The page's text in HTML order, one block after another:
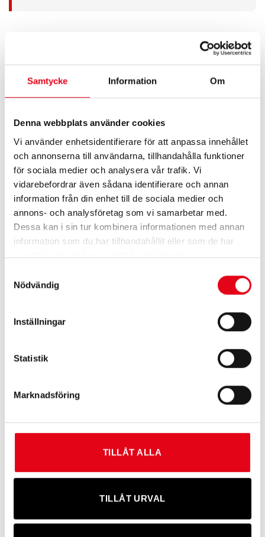
Samtycke Information Om
Denna webbplats använder cookies
Vi använder enhetsidentifierare för att anpassa innehållet
och annonserna till användarna, tillhandahålla funktioner
för sociala medier och analysera vår trafik. Vi
vidarebefordrar även sådana identifierare och annan
information från din enhet till de sociala medier och
annons- och analysföretag som vi samarbetar med.
Dessa kan i sin tur kombinera informationen med annan
information som du har tillhandahållit eller som de har
samlat in när du har använt deras tjänster.
Nödvändig
Inställningar
Statistik
Marknadsföring
TILLÅT ALLA
TILLÅT URVAL
🌾
Grundlig jordbearbetning
Vänd jorden rätt för bättre växtbädd och friskare jord
⚙️
Flexibel design
Växelplog med 3–5 skär och variabel arbetsbredd för
olika jordförhållanden.
🛡️
Fjäderupphängd med stenutlösning som skyddar mot
🔧
Vi hanterar service och har tillgång till plogspetsar och